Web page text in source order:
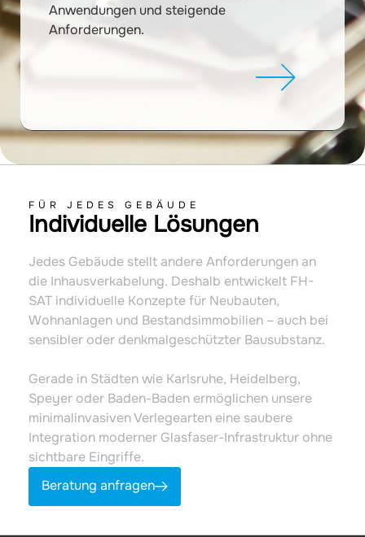
Anwendungen und steigende
Anforderungen.
FÜR JEDES GEBÄUDE
Individuelle Lösungen
Jedes Gebäude stellt andere Anforderungen an
die Inhausverkabelung. Deshalb entwickelt FH-
SAT individuelle Konzepte für Neubauten,
Wohnanlagen und Bestandsimmobilien – auch bei
sensibler oder denkmalgeschützter Bausubstanz.
Gerade in Städten wie Karlsruhe, Heidelberg,
Speyer oder Baden-Baden ermöglichen unsere
minimalinvasiven Verlegearten eine saubere
Integration moderner Glasfaser-Infrastruktur ohne
sichtbare Eingriffe.
Beratung anfragen